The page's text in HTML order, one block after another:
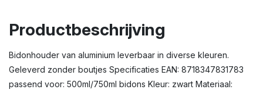
Productbeschrijving
Bidonhouder van aluminium leverbaar in diverse kleuren.
Geleverd zonder boutjes Specificaties EAN: 8718347831783
passend voor: 500ml/750ml bidons Kleur: zwart Materiaal: